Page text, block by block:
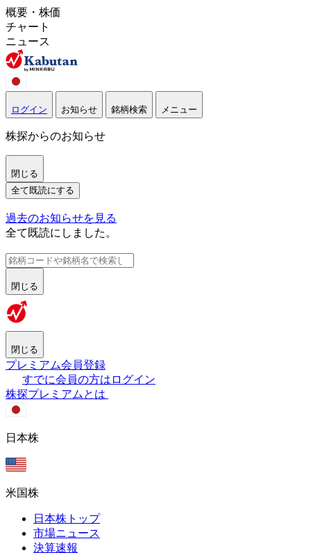
概要・株価
チャート
ニュース
ログイン お知らせ 銘柄検索 メニュー
株探からのお知らせ
閉じる
全て既読にする
過去のお知らせを見る
全て既読にしました。
閉じる
閉じる
プレミアム会員登録
すでに会員の方はログイン
株探プレミアムとは
日本株
米国株
日本株トップ
市場ニュース
決算速報